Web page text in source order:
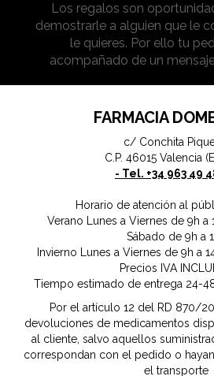
Los regalos son
demostrarle a alguien que le
le quieres. Por ello tu
acompañado de un
FARMACIA
c/ Conchita
C.P. 46015 Valencia
- Tel. +34 963 49
Horario de atención al
Verano Lunes a Viernes de 9h a
Sábado de 9h a
Invierno Lunes a Viernes de 9h a
Precios IVA
Tiempo estimado de entrega 24-
Por el artículo 12 del RD 870/
devoluciones de medicamentos
al cliente, salvo aquellos
correspondan con el pedido o
el transporte